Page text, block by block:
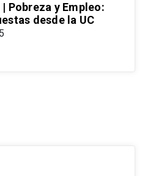
Pobreza y Empleo:
desde la UC